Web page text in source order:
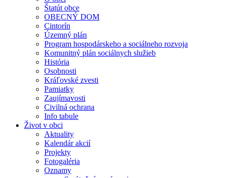
Štatút obce
OBECNÝ DOM
Cintorín
Územný plán
Program hospodárskeho a sociálneho rozvoja
Komunitný plán sociálnych služieb
História
Osobnosti
Kráľovské zvesti
Pamiatky
Zaujímavosti
Civilná ochrana
Info tabule
Život v obci
Aktuality
Kalendár akcií
Projekty
Fotogaléria
Oznamy